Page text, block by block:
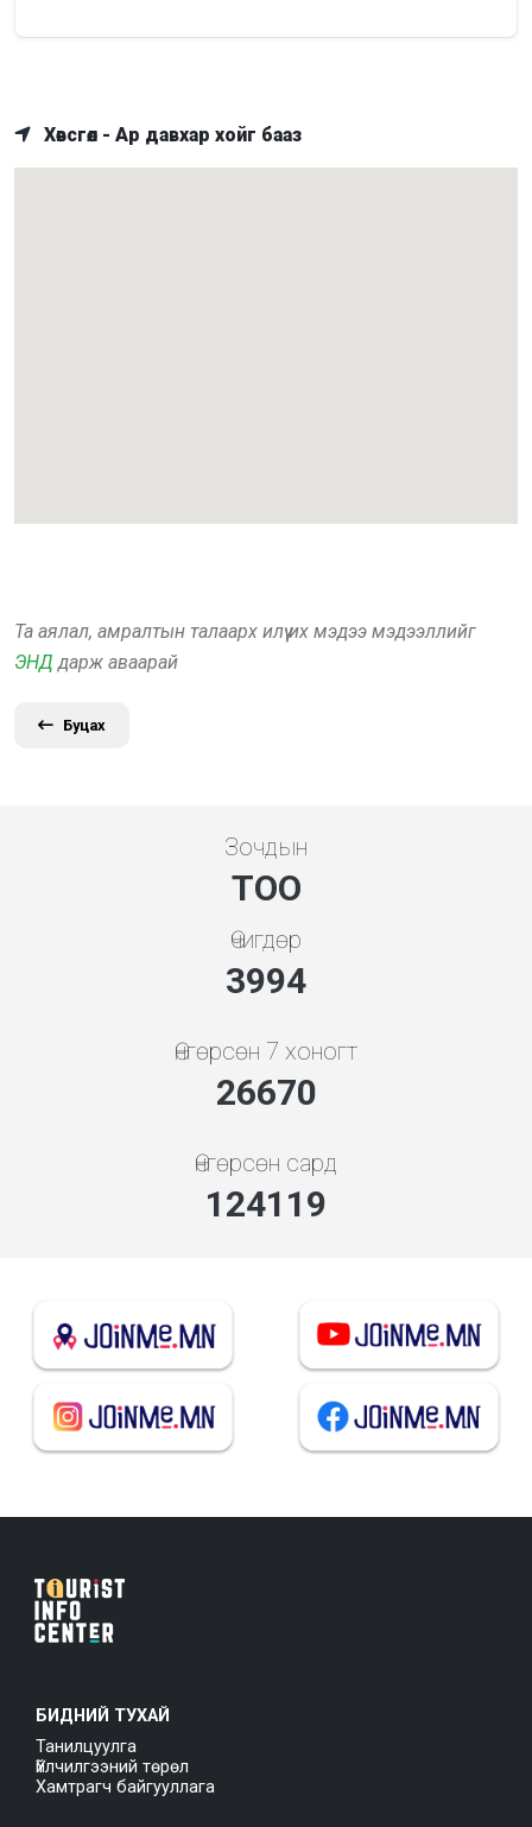
Хөвсгөл - Ар давхар хойг бааз
Та аялал, амралтын талаарх илүү их мэдээ мэдээллийг
ЭНД дарж аваарай
Буцах
Зочдын
ТОО
Өчигдөр
4279
Өнгөрсөн 7 хоногт
29747
Өнгөрсөн сард
138440
БИДНИЙ ТУХАЙ
Танилцуулга
Үйлчилгээний төрөл
Хамтрагч байгууллага